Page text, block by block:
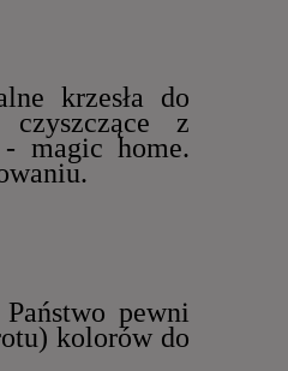
krzesła do
z
magic home.
pewni
kolorów do